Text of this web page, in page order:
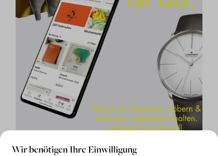
Wir benötigen Ihre Einwilligung